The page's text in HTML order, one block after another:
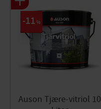
Auson Tjære-vitriol 10
11 %